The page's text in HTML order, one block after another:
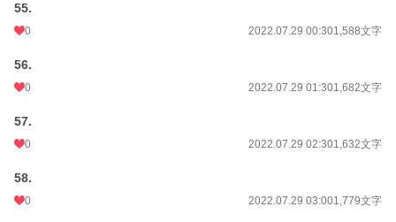
55.
0 2022.07.29 00:301,588文字
56.
0 2022.07.29 01:301,682文字
57.
0 2022.07.29 02:301,632文字
58.
0 2022.07.29 03:001,779文字